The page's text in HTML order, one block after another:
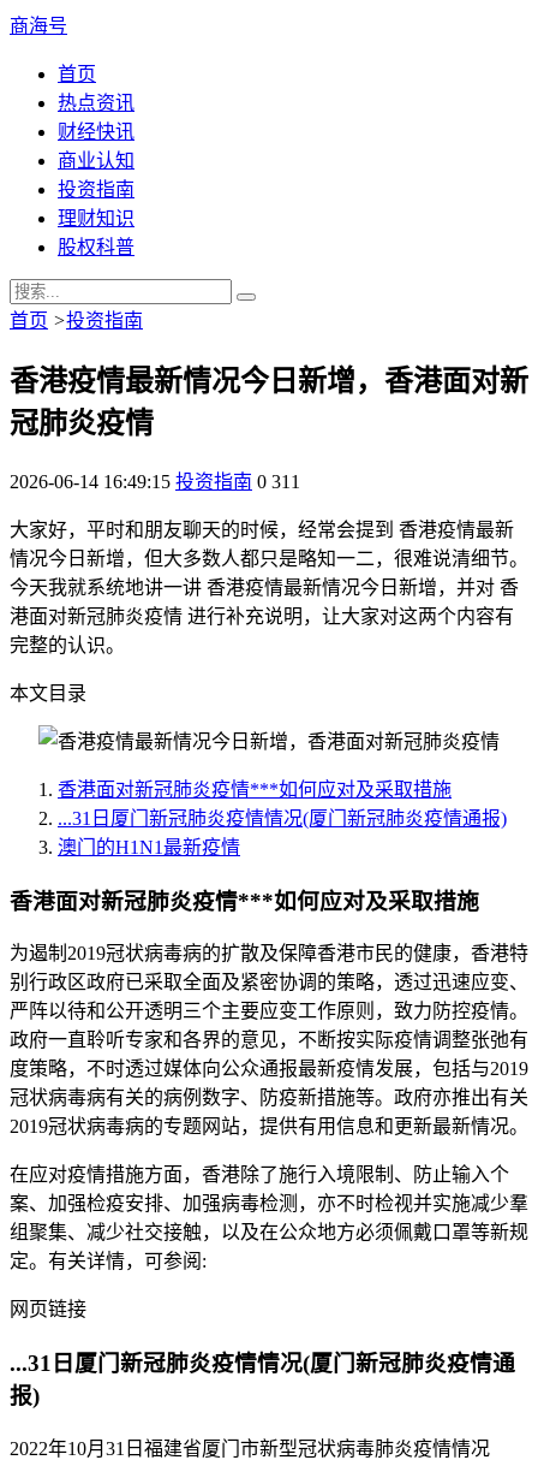
商海号
首页
热点资讯
财经快讯
商业认知
投资指南
理财知识
股权科普
首页 >投资指南
香港疫情最新情况今日新增，香港面对新
冠肺炎疫情
2026-06-14 16:49:15 投资指南 0 311
大家好，平时和朋友聊天的时候，经常会提到 香港疫情最新
情况今日新增，但大多数人都只是略知一二，很难说清细节。
今天我就系统地讲一讲 香港疫情最新情况今日新增，并对 香
港面对新冠肺炎疫情 进行补充说明，让大家对这两个内容有
完整的认识。
本文目录
香港面对新冠肺炎疫情***如何应对及采取措施
...31日厦门新冠肺炎疫情情况(厦门新冠肺炎疫情通报)
澳门的H1N1最新疫情
香港面对新冠肺炎疫情***如何应对及采取措施
为遏制2019冠状病毒病的扩散及保障香港市民的健康，香港特
别行政区政府已采取全面及紧密协调的策略，透过迅速应变、
严阵以待和公开透明三个主要应变工作原则，致力防控疫情。
政府一直聆听专家和各界的意见，不断按实际疫情调整张弛有
度策略，不时透过媒体向公众通报最新疫情发展，包括与2019
冠状病毒病有关的病例数字、防疫新措施等。政府亦推出有关
2019冠状病毒病的专题网站，提供有用信息和更新最新情况。
在应对疫情措施方面，香港除了施行入境限制、防止输入个
案、加强检疫安排、加强病毒检测，亦不时检视并实施减少羣
组聚集、减少社交接触，以及在公众地方必须佩戴口罩等新规
定。有关详情，可参阅:
网页链接
...31日厦门新冠肺炎疫情情况(厦门新冠肺炎疫情通
报)
2022年10月31日福建省厦门市新型冠状病毒肺炎疫情情况